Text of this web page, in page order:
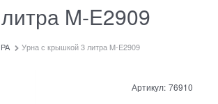
M-E2909
Урна с крышкой 3 литра M-E2909
Артикул: 76910